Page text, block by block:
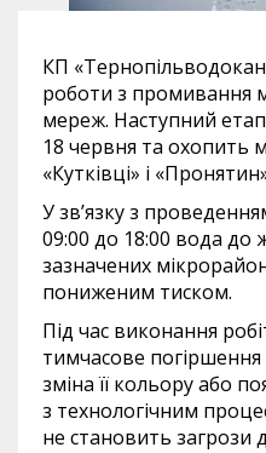
КП
роботи з промивання
мереж. Наступний
18 червня та охопить
«Кутківці» і
У зв’язку з
09:00 до 18:00 вода до
зазначених
пониженим тиском.
Під час виконання
тимчасове
зміна її кольору або
з технологічним
не становить загрози